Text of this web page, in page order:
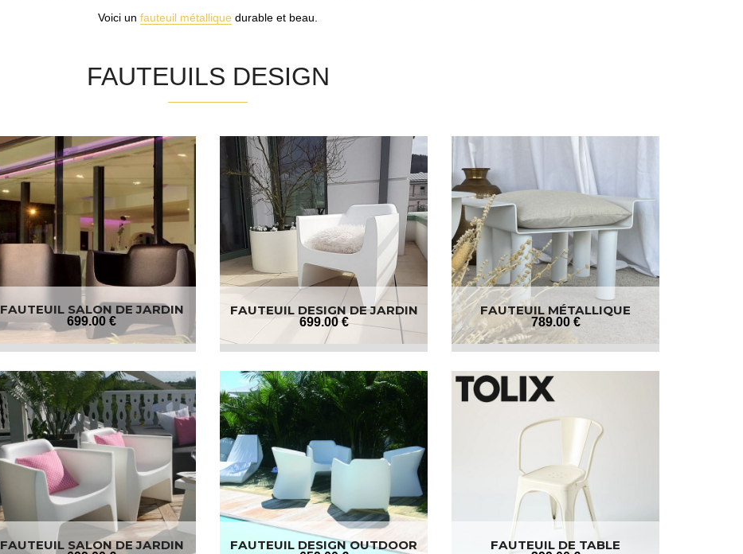
Voici un fauteuil métallique durable et beau.
FAUTEUILS DESIGN
FAUTEUIL SALON DE JARDIN
EXTERIEUR
699.00 €
FAUTEUIL DESIGN DE JARDIN
699.00 €
FAUTEUIL MÉTALLIQUE
789.00 €
FAUTEUIL SALON DE JARDIN FAUTEUIL DESIGN OUTDOOR FAUTEUIL DE TABLE